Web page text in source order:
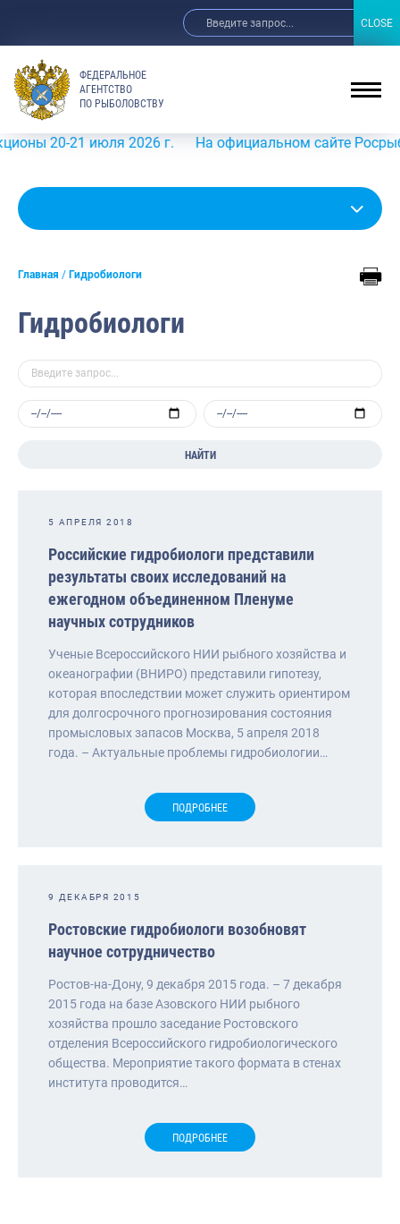
ФЕДЕРАЛЬНОЕ
АГЕНТСТВО
ПО РЫБОЛОВСТВУ
21 июля 2026 г. На официальном сайте
Главная Гидробиологи
Гидробиологи
НАЙТИ
5 АПРЕЛЯ 2018
Российские гидробиологи представили
результаты своих исследований на
ежегодном объединенном Пленуме
научных сотрудников
Ученые Всероссийского НИИ рыбного хозяйства и
океанографии (ВНИРО) представили гипотезу,
которая впоследствии может служить ориентиром
для долгосрочного прогнозирования состояния
промысловых запасов Москва, 5 апреля 2018
года. – Актуальные проблемы гидробиологии…
ПОДРОБНЕЕ
9 ДЕКАБРЯ 2015
Ростовские гидробиологи возобновят
научное сотрудничество
Ростов-на-Дону, 9 декабря 2015 года. – 7 декабря
2015 года на базе Азовского НИИ рыбного
хозяйства прошло заседание Ростовского
отделения Всероссийского гидробиологического
общества. Мероприятие такого формата в стенах
института проводится…
ПОДРОБНЕЕ
CLOSE
CLOSE